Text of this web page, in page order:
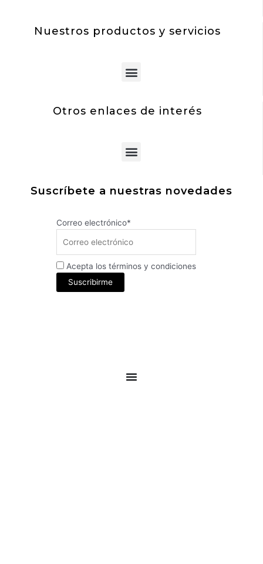
Nuestros productos y servicios
Menu
Otros enlaces de interés
Menu
Suscríbete a nuestras novedades
Correo electrónico*
Acepta los términos y condiciones